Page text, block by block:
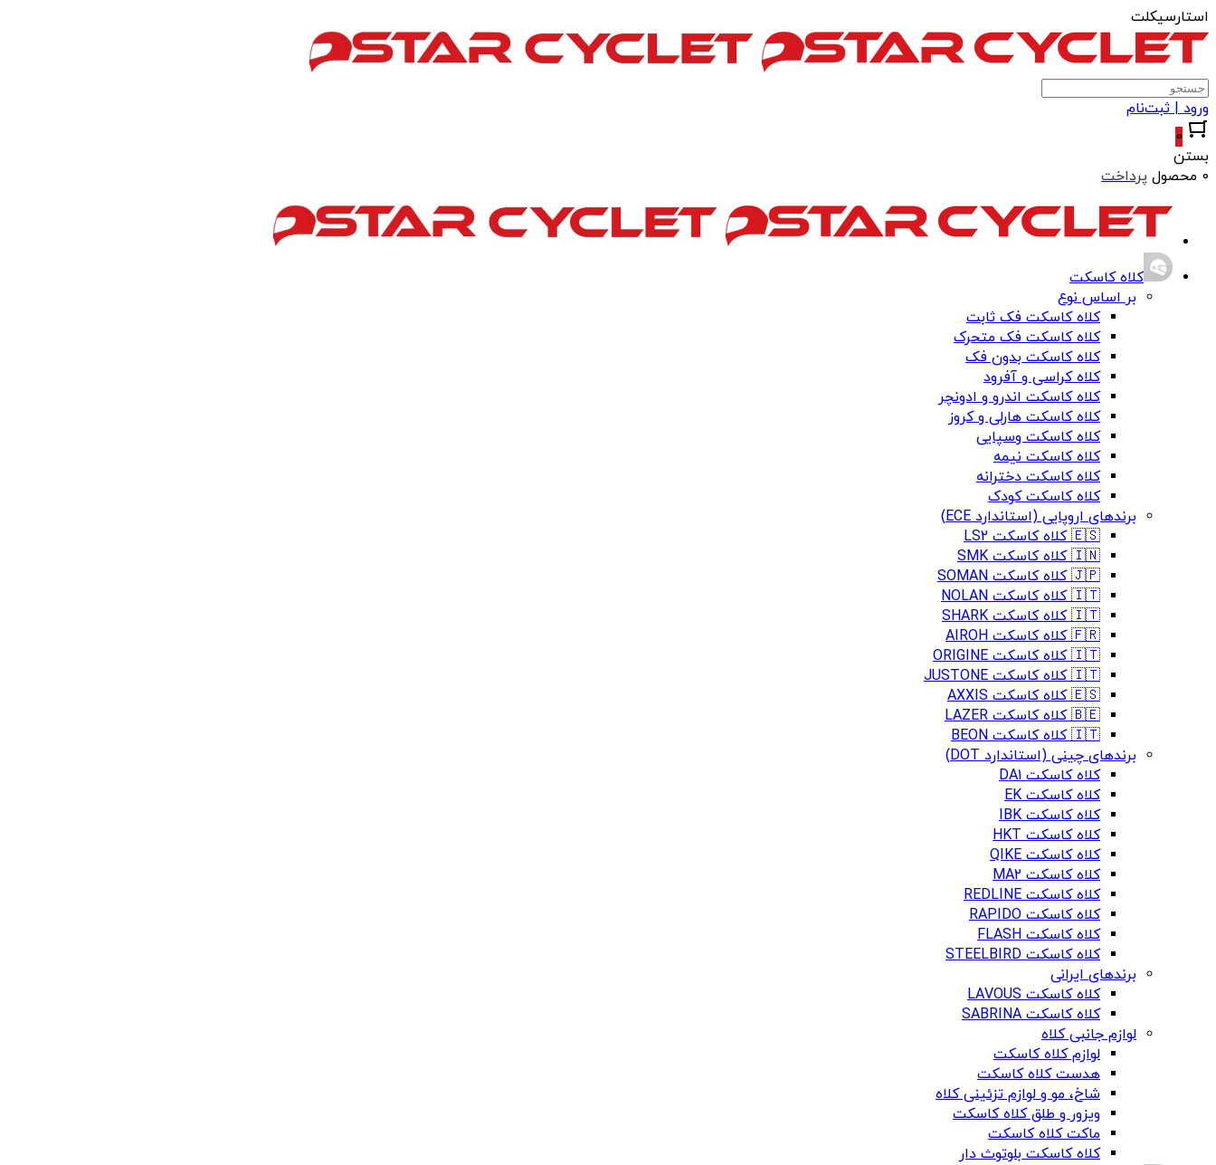
استارسیکلت
ورود | ثبت‌نام
0
بستن
0 محصول
پرداخت
کلاه کاسکت
بر اساس نوع
کلاه کاسکت فک ثابت
کلاه کاسکت فک متحرک
کلاه کاسکت بدون فک
کلاه کراسی و آفرود
کلاه کاسکت اندرو و ادونچر
کلاه کاسکت هارلی و کروز
کلاه کاسکت وسپایی
کلاه کاسکت نیمه
کلاه کاسکت دخترانه
کلاه کاسکت کودک
برندهای اروپایی (استاندارد ECE)
🇪🇸 کلاه کاسکت LS2
🇮🇳 کلاه کاسکت SMK
🇯🇵 کلاه کاسکت SOMAN
🇮🇹 کلاه کاسکت NOLAN
🇮🇹 کلاه کاسکت SHARK
🇫🇷 کلاه کاسکت AIROH
🇮🇹 کلاه کاسکت ORIGINE
🇮🇹 کلاه کاسکت JUSTONE
🇪🇸 کلاه کاسکت AXXIS
🇧🇪 کلاه کاسکت LAZER
🇮🇹 کلاه کاسکت BEON
برندهای چینی (استاندارد DOT)
کلاه کاسکت DA1
کلاه کاسکت EK
کلاه کاسکت IBK
کلاه کاسکت HKT
کلاه کاسکت QIKE
کلاه کاسکت MA2
کلاه کاسکت REDLINE
کلاه کاسکت RAPIDO
کلاه کاسکت FLASH
کلاه کاسکت STEELBIRD
برندهای ایرانی
کلاه کاسکت LAVOUS
کلاه کاسکت SABRINA
لوازم جانبی کلاه
لوازم کلاه کاسکت
هدست کلاه کاسکت
شاخ، مو و لوازم تزئینی کلاه
ویزور و طلق کلاه کاسکت
ماکت کلاه کاسکت
کلاه کاسکت بلوتوث دار